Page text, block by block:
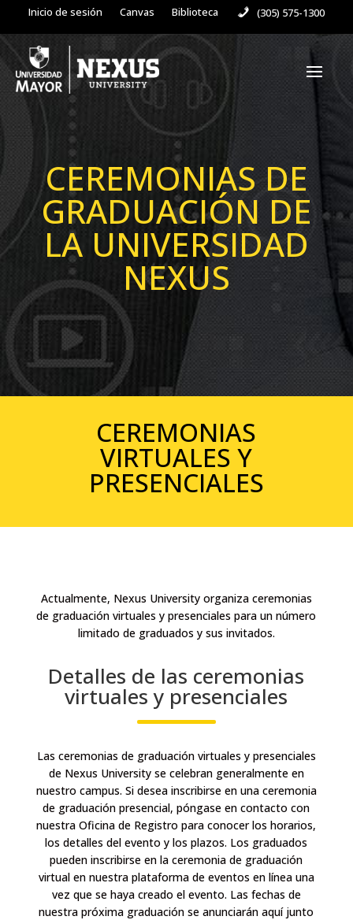
Inicio de sesión Canvas Biblioteca (305) 575-1300
CEREMONIAS DE
GRADUACIÓN DE
LA UNIVERSIDAD
NEXUS
CEREMONIAS
VIRTUALES Y
PRESENCIALES
Actualmente, Nexus University organiza ceremonias
de graduación virtuales y presenciales para un número
limitado de graduados y sus invitados.
Detalles de las ceremonias
virtuales y presenciales
Las ceremonias de graduación virtuales y presenciales
de Nexus University se celebran generalmente en
nuestro campus. Si desea inscribirse en una ceremonia
de graduación presencial, póngase en contacto con
nuestra Oficina de Registro para conocer los horarios,
los detalles del evento y los plazos. Los graduados
pueden inscribirse en la ceremonia de graduación
virtual en nuestra plataforma de eventos en línea una
vez que se haya creado el evento. Las fechas de
nuestra próxima graduación se anunciarán aquí junto